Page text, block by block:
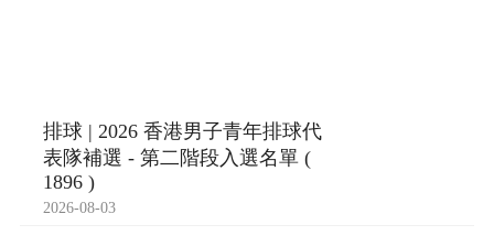
排球 | 2026 香港男子青年排球代
表隊補選 - 第二階段入選名單 (
1896 )
2026-08-03